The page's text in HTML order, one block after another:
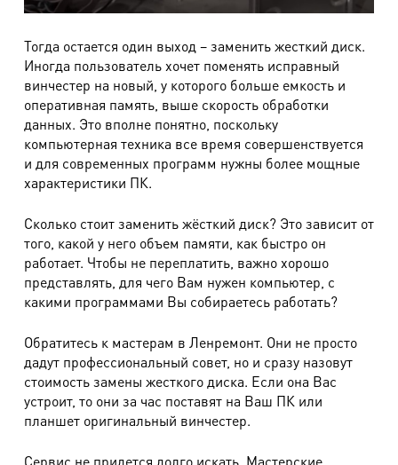
Тогда остается один выход – заменить жесткий диск.
Иногда пользователь хочет поменять исправный
винчестер на новый, у которого больше емкость и
оперативная память, выше скорость обработки
данных. Это вполне понятно, поскольку
компьютерная техника все время совершенствуется
и для современных программ нужны более мощные
характеристики ПК.
Сколько стоит заменить жёсткий диск? Это зависит от
того, какой у него объем памяти, как быстро он
работает. Чтобы не переплатить, важно хорошо
представлять, для чего Вам нужен компьютер, с
какими программами Вы собираетесь работать?
Обратитесь к мастерам в Ленремонт. Они не просто
дадут профессиональный совет, но и сразу назовут
стоимость замены жесткого диска. Если она Вас
устроит, то они за час поставят на Ваш ПК или
планшет оригинальный винчестер.
Сервис не придется долго искать. Мастерские